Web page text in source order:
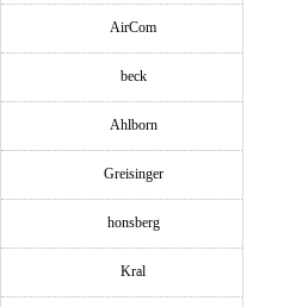
AirCom
beck
Ahlborn
Greisinger
honsberg
Kral